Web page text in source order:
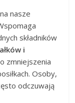
nasze
składników
i
zmniejszenia
Osoby,
odczuwają